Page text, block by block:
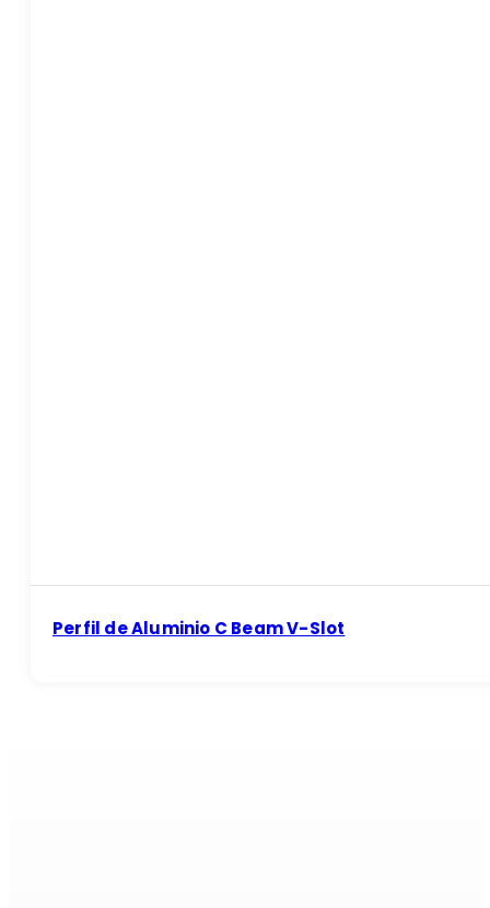
Perfil de Aluminio C Beam V-Slot